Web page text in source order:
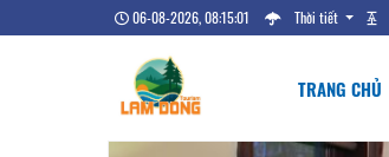
06-08-2026, 08:15:02 Thời tiết
TRANG CHỦ